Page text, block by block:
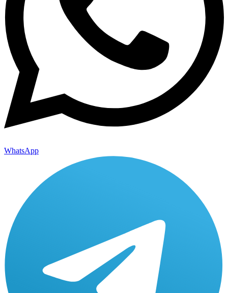
WhatsApp